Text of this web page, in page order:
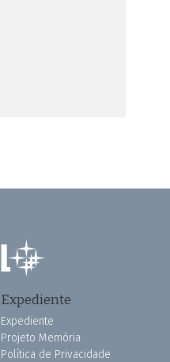
Expediente
Expediente
Projeto Memória
Política de Privacidade